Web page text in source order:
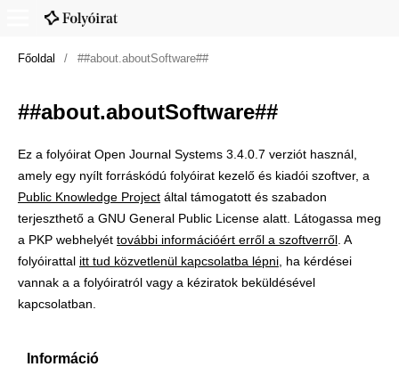
Főoldal / ##about.aboutSoftware##
##about.aboutSoftware##
Ez a folyóirat Open Journal Systems 3.4.0.7 verziót használ,
amely egy nyílt forráskódú folyóirat kezelő és kiadói szoftver, a
Public Knowledge Projectáltal támogatott és szabadon
terjeszthető a GNU General Public License alatt. Látogassa meg
a PKP webhelyét további információért erről a szoftverről. A
folyóirattal itt tud közvetlenül kapcsolatba lépni, ha kérdései
vannak a a folyóiratról vagy a kéziratok beküldésével
kapcsolatban.
Információ